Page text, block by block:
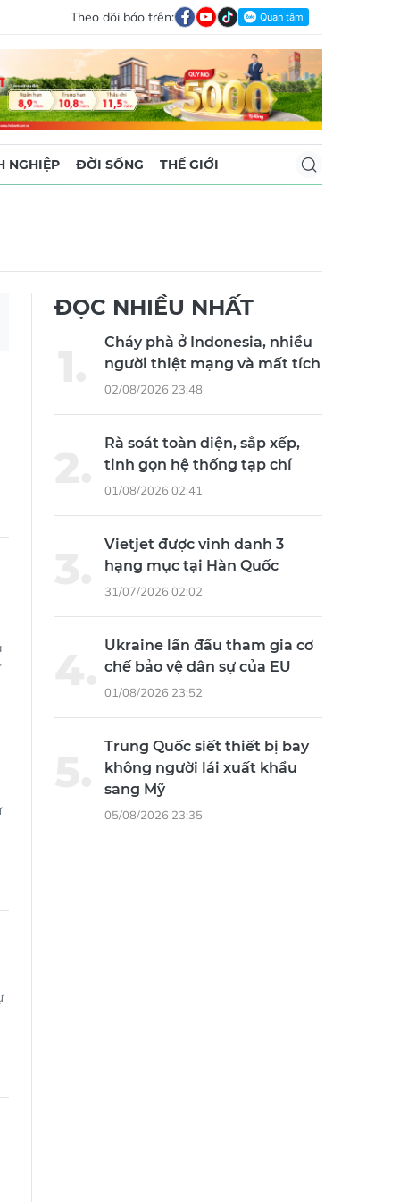
Theo dõi báo trên:
NGHIỆP ĐỜI SỐNG THẾ GIỚI
ĐỌC NHIỀU NHẤT
Cháy phà ở Indonesia, nhiều
người thiệt mạng và mất tích
02/08/2026 23:48
Rà soát toàn diện, sắp xếp,
tinh gọn hệ thống tạp chí
01/08/2026 02:41
Vietjet được vinh danh 3
hạng mục tại Hàn Quốc
31/07/2026 02:02
Ukraine lần đầu tham gia cơ
chế bảo vệ dân sự của EU
01/08/2026 23:52
Trung Quốc siết thiết bị bay
không người lái xuất khẩu
sang Mỹ
05/08/2026 23:35